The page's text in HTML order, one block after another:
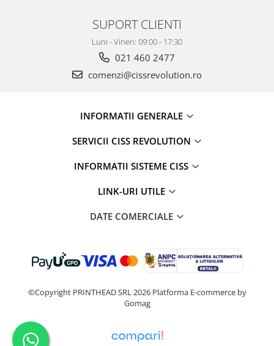
SUPORT CLIENTI
Luni - Vineri: 09:00 - 17:30
021 460 2477
comenzi@cissrevolution.ro
INFORMATII GENERALE
SERVICII CISS REVOLUTION
INFORMATII SISTEME CISS
LINK-URI UTILE
DATE COMERCIALE
©Copyright PRINTHEAD SRL 2026 Platforma E-commerce by
Gomag